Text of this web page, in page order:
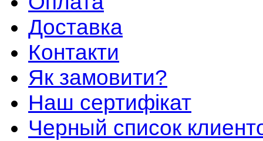
Доставка
Контакти
Як замовити?
Наш сертифікат
Черный список